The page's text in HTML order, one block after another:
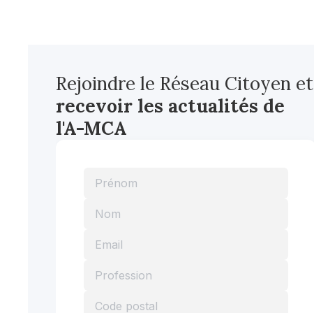
Rejoindre le Réseau Citoyen et
recevoir les actualités de
l'A-MCA